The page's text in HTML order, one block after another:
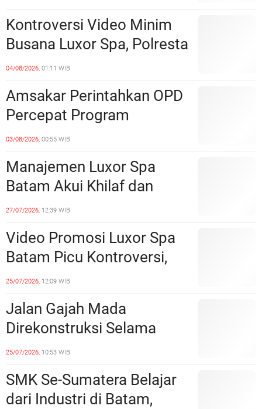
Sinergi dengan Pemko
Batam
Kontroversi Video Minim
Busana Luxor Spa, Polresta
Barelang Usut Tuntas
Unsur Pelanggaran Hukum
04/08/2026, 01:11 WIB
Amsakar Perintahkan OPD
Percepat Program
Prioritas, Targetkan
Realisasi Pembangunan
Lampaui 50 Persen
03/08/2026, 00:55 WIB
Manajemen Luxor Spa
Batam Akui Khilaf dan
Minta Maaf, Konten
Langsung Di-Takedown
27/07/2026, 12:39 WIB
Video Promosi Luxor Spa
Batam Picu Kontroversi,
Dinilai Bermuatan Sensual
25/07/2026, 12:09 WIB
Jalan Gajah Mada
Direkonstruksi Selama
Empat Minggu, Ini Skema
Rekayasa Lalu Lintasnya
25/07/2026, 10:53 WIB
SMK Se-Sumatera Belajar
dari Industri di Batam,